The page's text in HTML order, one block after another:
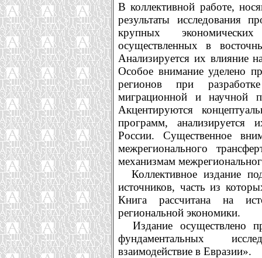
В коллективной работе,
результаты исследования
крупных
осуществленных в
Анализируется их влияние
Особое внимание уделено
регионов при
миграционной и научной
Акцентируются
программ, анализируется
России. Существенное
межрегионального
механизмам
Коллективное издание
источников, часть из
Книга рассчитана на
региональной экономики.
Издание осуществлено
фундаментальных
взаимодействие в Евразии».